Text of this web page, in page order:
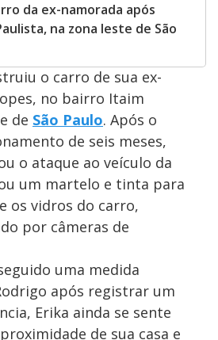
da ex-namorada após
na zona leste de São
o carro de sua ex-
no bairro Itaim
de São Paulo. Após o
de seis meses,
o ataque ao veículo da
um martelo e tinta para
os vidros do carro,
por câmeras de
uma medida
após registrar um
Erika ainda se sente
de sua casa e